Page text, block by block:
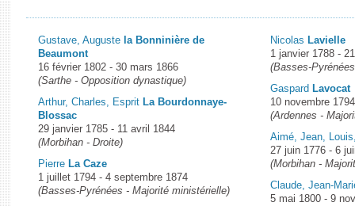
Gustave, Auguste la Bonninière de
Beaumont
16 février 1802 - 30 mars 1866
(Sarthe - Opposition dynastique)
Arthur, Charles, Esprit La Bourdonnaye-
Blossac
29 janvier 1785 - 11 avril 1844
(Morbihan - Droite)
Pierre La Caze
1 juillet 1794 - 4 septembre 1874
(Basses-Pyrénées - Majorité ministérielle)
Nicolas Lavielle
1 janvier 1788 -
(Basses-
Gaspard Lavocat
10 novembre
(Ardennes -
Aimé, Jean,
27 juin 1776 - 6
(Morbihan -
Claude, Jean-
5 mai 1800 - 9